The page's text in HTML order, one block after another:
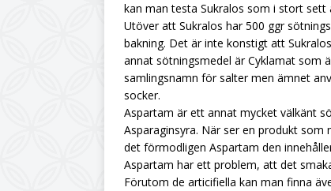
kan man testa Sukralos som i stort
Utöver att Sukralos har 500 ggr
bakning. Det är inte konstigt att
annat sötningsmedel är Cyklamat som
samlingsnamn för salter men ämnet
socker.
Aspartam är ett annat mycket välkänt
Asparaginsyra. När ser en produkt
det förmodligen Aspartam den
Aspartam har ett problem, att det
Förutom de articifiella kan man finna